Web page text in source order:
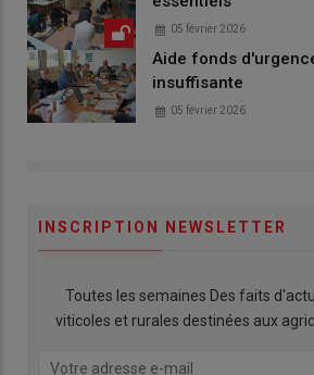
05 février 2026
Aide fonds
insuffisante
05 février 2026
INSCRIPTION NEWSLETTER
Toutes les semaines Des faits
viticoles et rurales destinées aux